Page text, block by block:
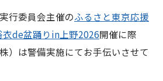
行委員会主催のふるさと東京応援
衣de盆踊りin上野2026開催に際
）は警備実施にてお手伝いさせて